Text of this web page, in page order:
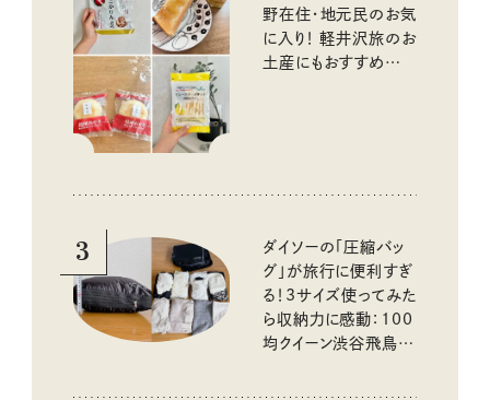
野在住・地元民のお気
に入り！ 軽井沢旅のお
土産にもおすすめのお
3
ダイソーの「圧縮バッ
グ」が旅行に便利すぎ
る！3サイズ使ってみた
ら収納力に感動：100
均クイーン渋谷飛鳥の